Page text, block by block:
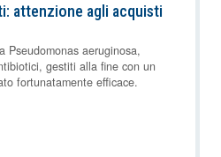
attenzione agli acquisti
Pseudomonas aeruginosa,
gestiti alla fine con un
fortunatamente efficace.